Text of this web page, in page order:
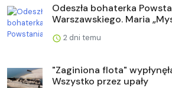
Odeszła bohaterka
Warszawskiego. Maria
2 dni temu
"Zaginiona flota"
Wszystko przez upały